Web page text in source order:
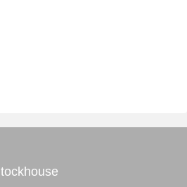
tockhouse